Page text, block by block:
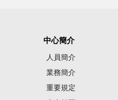
中心簡介
人員簡介
業務簡介
重要規定